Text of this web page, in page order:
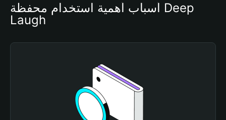
أسباب أهمية استخدام محفظة Deep
Laugh